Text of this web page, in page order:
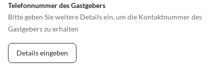
Telefonnummer des Gastgebers
Bitte geben Sie weitere Details ein, um die Kontaktnummer des
Gastgebers zu erhalten
Details eingeben